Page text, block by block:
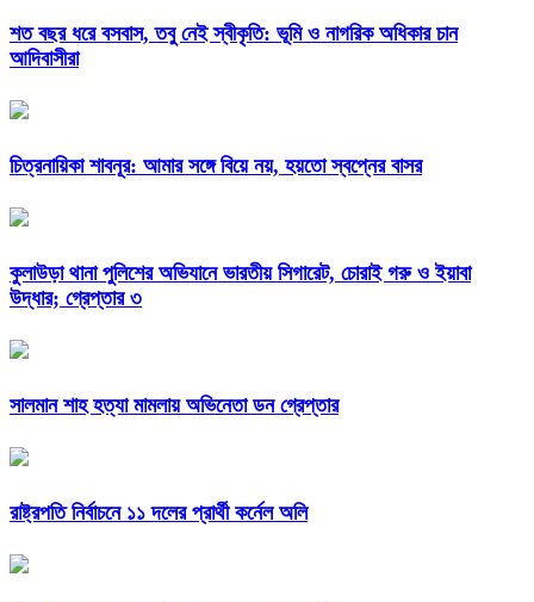
শত বছর ধরে বসবাস, তবু নেই স্বীকৃতি: ভূমি ও নাগরিক অধিকার চান
আদিবাসীরা
চিত্রনায়িকা শাবনূর: আমার সঙ্গে বিয়ে নয়, হয়তো স্বপ্নের বাসর
কুলাউড়া থানা পুলিশের অভিযানে ভারতীয় সিগারেট, চোরাই গরু ও ইয়াবা
উদ্ধার; গ্রেপ্তার ৩
সালমান শাহ হত্যা মামলায় অভিনেতা ডন গ্রেপ্তার
রাষ্ট্রপতি নির্বাচনে ১১ দলের প্রার্থী কর্নেল অলি